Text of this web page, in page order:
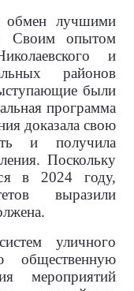
обмен лучшими
Своим опытом
и
районов
были
программа
доказала свою
и получила
Поскольку
в 2024 году,
выразили
уличного
общественную
мероприятий